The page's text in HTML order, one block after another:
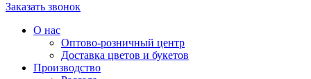
Заказать звонок
О нас
Оптово-розничный центр
Доставка цветов и букетов
Производство